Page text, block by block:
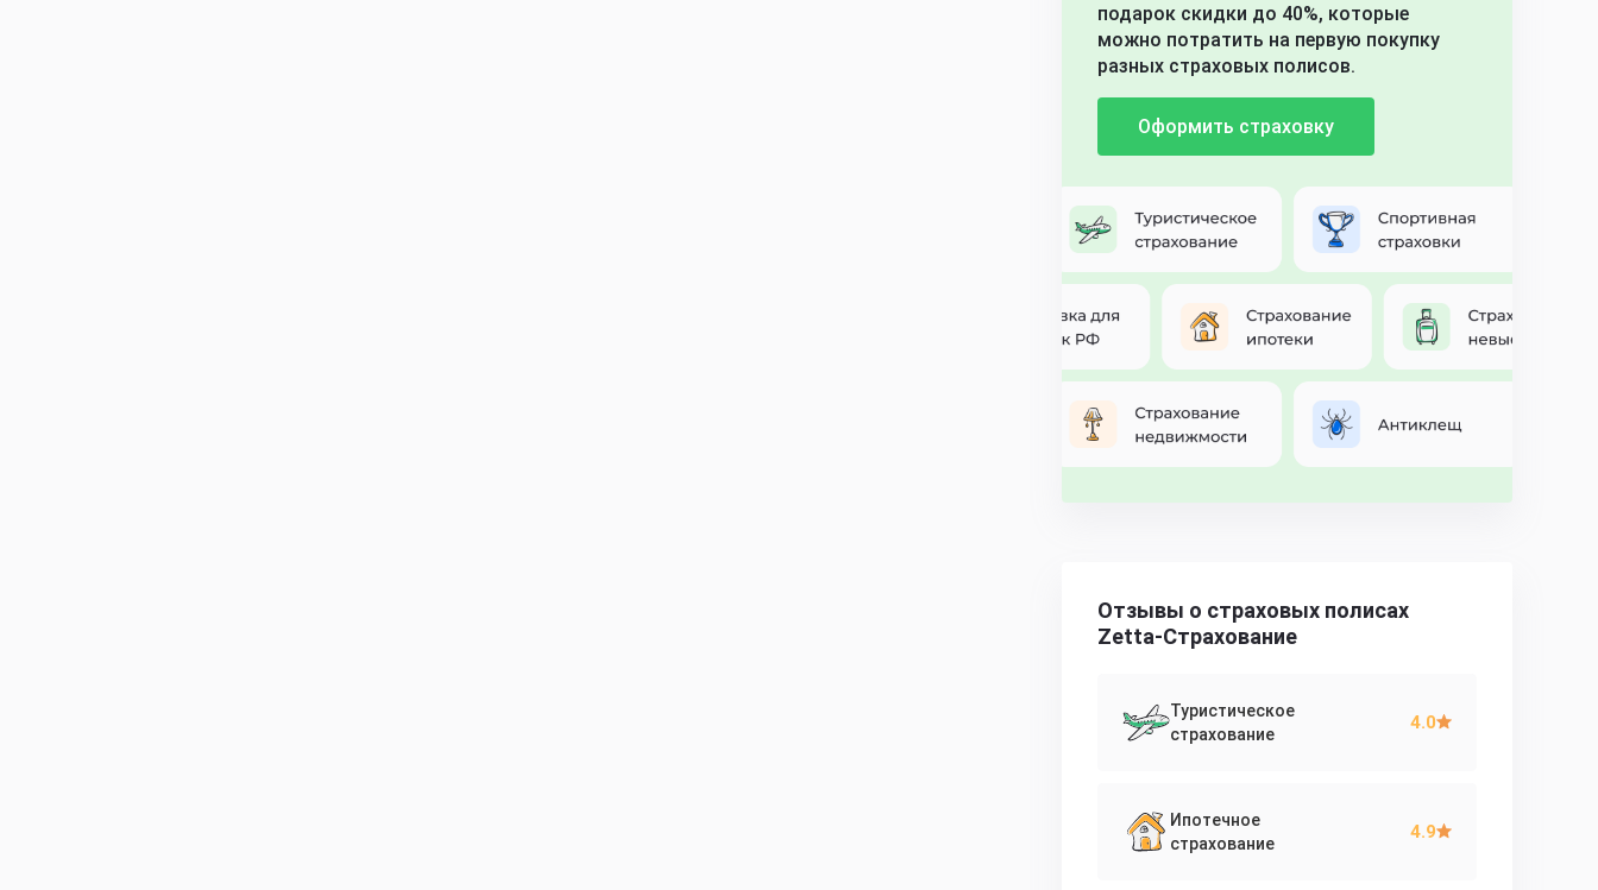
подарок скидки до 40%, которые
можно потратить на первую покупку
разных страховых полисов.
Оформить страховку
Отзывы о страховых полисах
Zetta-Страхование
Туристическое
страхование
4.0
Ипотечное
страхование
4.9